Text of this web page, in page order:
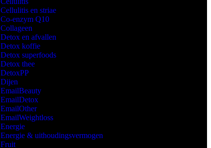
Cellulitis en striae
Co-enzym Q10
Collageen
Detox en afvallen
Detox koffie
Detox superfoods
Detox thee
DetoxPP
Dijen
EmailBeauty
EmailDetox
EmailOther
EmailWeightloss
Energie
Energie & uithoudingsvermogen
Fruit